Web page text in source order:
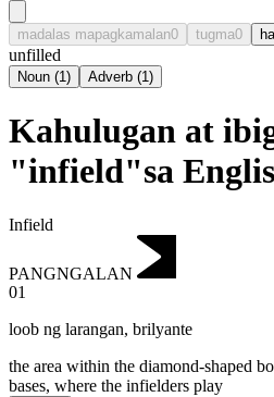
madalas mapagkamalan0 tugma0
unfilled
Noun (1) Adverb (1)
Kahulugan at
"infield"sa
Infield
PANGNGALAN
01
loob ng larangan, brilyante
the area within the diamond-shaped
bases, where the infielders play